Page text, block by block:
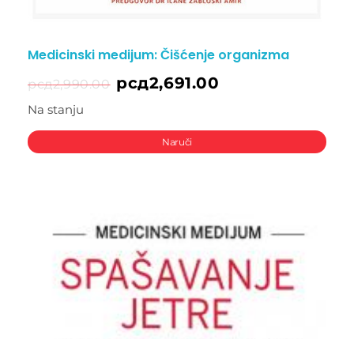
Medicinski medijum: Čišćenje organizma
рсд2,990.00 рсд2,691.00
Na stanju
Naruči